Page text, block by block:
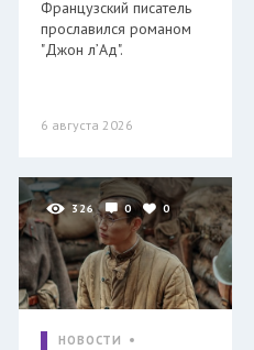
Французский писатель
прославился романом
"Джон л’Ад".
6 августа 2026
326 0 0
НОВОСТИ